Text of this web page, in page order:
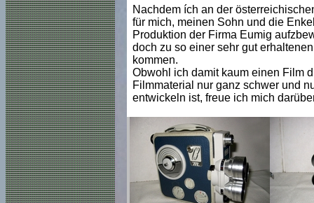
Nachdem ích an der
für mich, meinen Sohn und die
Produktion der Firma Eumig
doch zu so einer sehr gut
kommen.
Obwohl ich damit kaum einen Film
Filmmaterial nur ganz schwer und
entwickeln ist, freue ich mich